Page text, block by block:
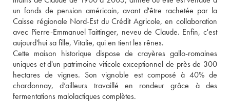
un fonds de pension américain, avant d'être rachetée par la
Caisse régionale Nord-Est du Crédit Agricole, en collaboration
avec Pierre-Emmanuel Taittinger, neveu de Claude. Enfin, c'est
aujourd'hui sa fille, Vitalie, qui en tient les rênes.
Cette maison historique dispose de crayères gallo-romaines
uniques et d'un patrimoine viticole exceptionnel de près de 300
hectares de vignes. Son vignoble est composé à 40% de
chardonnay, d’ailleurs travaillé en rondeur grâce à des
fermentations malolactiques complètes.